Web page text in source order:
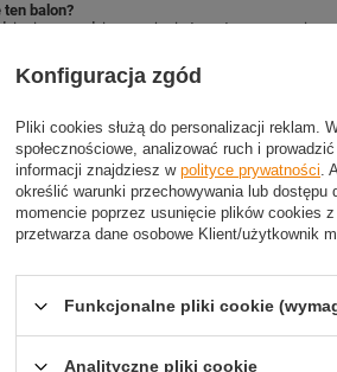
balon?
urodziny, przyjęcia tematyczne oraz
Zadaj pytanie a my odpowiemy
Konfiguracja zgód
Pliki cookies służą do personalizacji reklam.
społecznościowe, analizować ruch i
informacji znajdziesz w polityce prywatności.
określić warunki przechowywania lub dostępu
momencie poprzez usunięcie plików cookies
przetwarza dane osobowe Klient/użytkownik
Funkcjonalne pliki cookie
Analityczne pliki cookie